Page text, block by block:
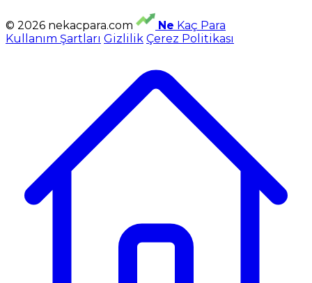
© 2026 nekacpara.com Ne Kaç Para
Kullanım Şartları Gizlilik Çerez Politikası